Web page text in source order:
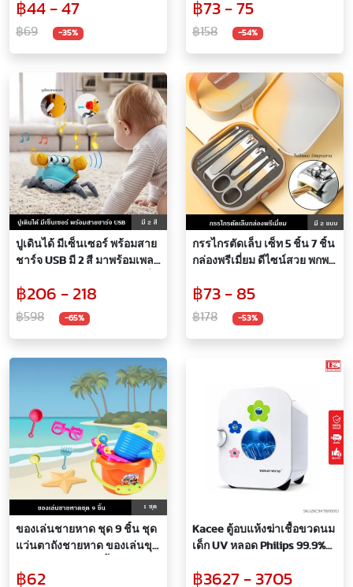
สมุดบันทึก แก้ว กระบอกน้ำ
หรือตามพื้นผิวเรียบ ๆ จำนวน
฿44 - 47
฿69 -35%
฿73 - 75
฿158 -54%
ปูเดินได้ มีเซ็นเซอร์ พร้อมสาย
ชาร์จ USB มี 2 สี มาพร้อมเพลง
กีดขวาง ของเล่น ปูของเล่น
ของเล่นเด็ก Sensing Crawling
฿206 - 218
฿598 -65%
กรรไกรตัดเล็บ เซ็ท 5 ชิ้น 7 ชิ้น
กล่องพรีเมี่ยม ดีไซน์สวย พกพา
ใหญ่ ปลายเฉียง ปลายตรง ไม้
แคะหู กรรไกรตัดขน ที่ตัดหนัง
ตะไบเล็บ
฿73 - 85
฿178 -53%
ของเล่นชายหาด ชุด 9 ชิ้น ชุด
แว่นตาถังชายหาด ของเล่นขุด
ชายหาด ชุดของเล่นชายหาด
฿62
Kacee ตู้อบแห้งฆ่าเชื้อขวดนม
เด็ก UV หลอด Philips 99.9%
฿3627 - 3705